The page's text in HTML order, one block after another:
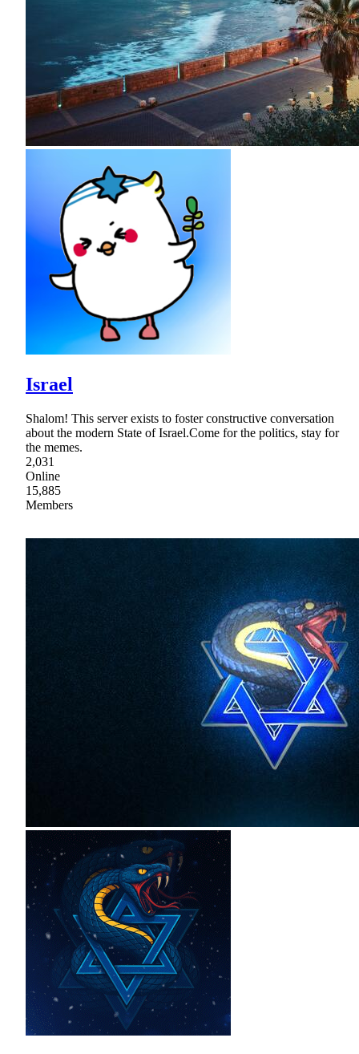
Israel
Shalom! This server exists to foster constructive conversation
about the modern State of Israel.Come for the politics, stay for
the memes.
2,031
Online
15,885
Members